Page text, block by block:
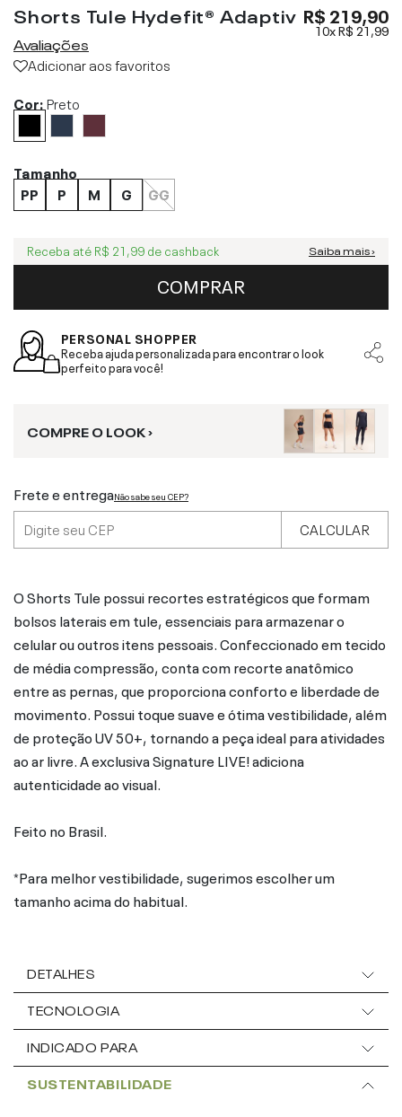
Shorts Tule Hydefit® Adaptiv
Avaliações
Adicionar aos favoritos
R$ 219,90
10xR$ 21,99
Cor:Preto
Tamanho
PP
P M G GG
Receba até R$ 21,99 de cashback Saiba mais ›
COMPRAR
PERSONAL SHOPPER
Receba ajuda personalizada para encontrar o look
perfeito para você!
COMPRE O LOOK ›
Frete e entregaNão sabe seu CEP?
CALCULAR
O Shorts Tule possui recortes estratégicos que formam
bolsos laterais em tule, essenciais para armazenar o
celular ou outros itens pessoais. Confeccionado em tecido
de média compressão, conta com recorte anatômico
entre as pernas, que proporciona conforto e liberdade de
movimento. Possui toque suave e ótima vestibilidade, além
de proteção UV 50+, tornando a peça ideal para atividades
ao ar livre. A exclusiva Signature LIVE! adiciona
autenticidade ao visual.
Feito no Brasil.
*Para melhor vestibilidade, sugerimos escolher um
tamanho acima do habitual.
DETALHES
TECNOLOGIA
INDICADO PARA
SUSTENTABILIDADE